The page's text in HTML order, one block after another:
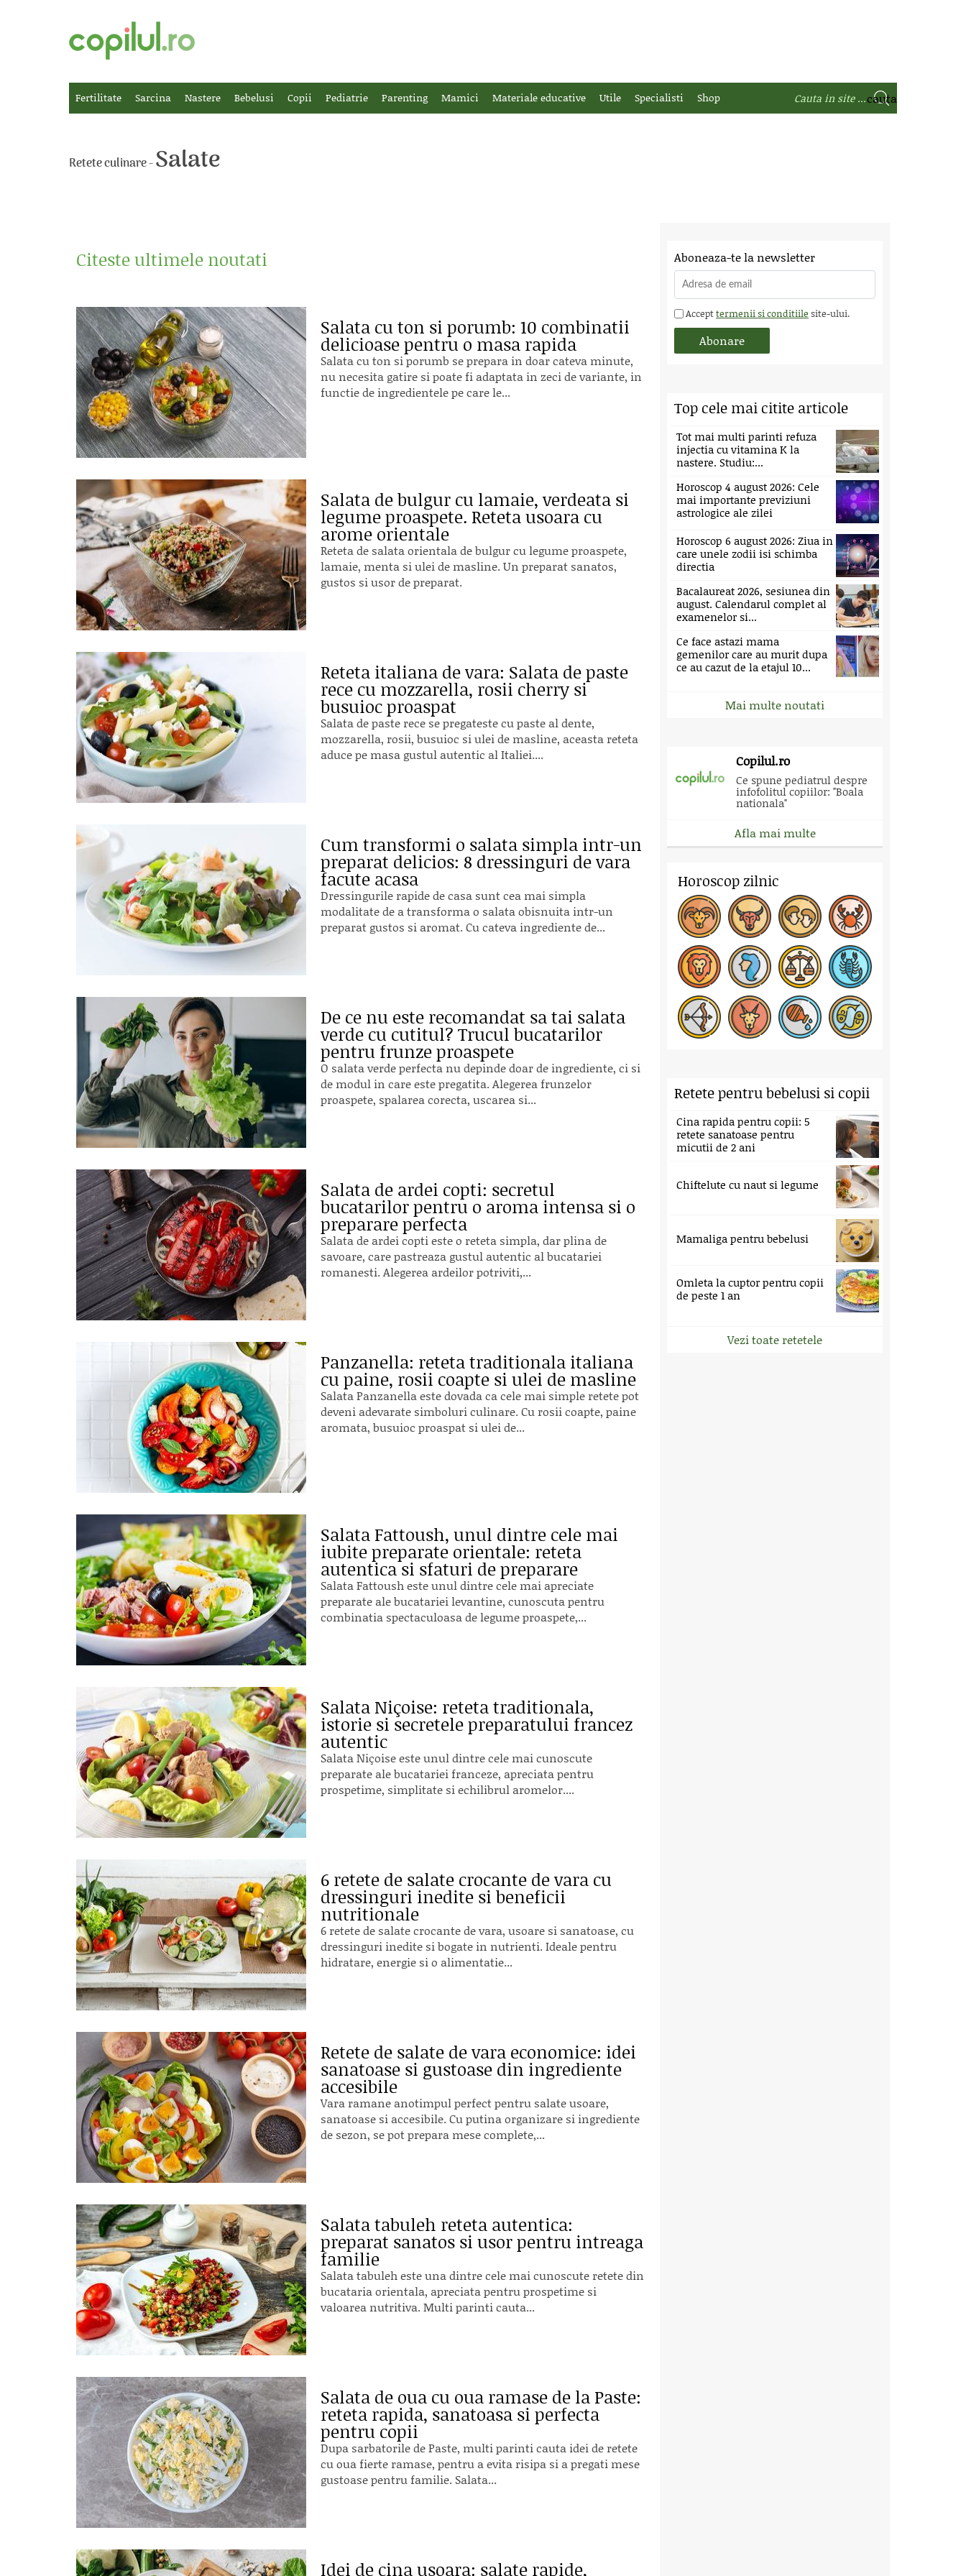
Fertilitate Sarcina Nastere Bebelusi Copii Pediatrie Parenting Mamici Materiale educative Utile Specialisti Shop
Retete culinare -Salate
Citeste ultimele noutati
Salata cu ton si porumb: 10 combinatii
delicioase pentru o masa rapida
Salata cu ton si porumb se prepara in doar cateva minute,
nu necesita gatire si poate fi adaptata in zeci de variante, in
functie de ingredientele pe care le...
Salata de bulgur cu lamaie, verdeata si
legume proaspete. Reteta usoara cu
arome orientale
Reteta de salata orientala de bulgur cu legume proaspete,
lamaie, menta si ulei de masline. Un preparat sanatos,
gustos si usor de preparat.
Reteta italiana de vara: Salata de paste
rece cu mozzarella, rosii cherry si
busuioc proaspat
Salata de paste rece se pregateste cu paste al dente,
mozzarella, rosii, busuioc si ulei de masline, aceasta reteta
aduce pe masa gustul autentic al Italiei....
Cum transformi o salata simpla intr-un
preparat delicios: 8 dressinguri de vara
facute acasa
Dressingurile rapide de casa sunt cea mai simpla
modalitate de a transforma o salata obisnuita intr-un
preparat gustos si aromat. Cu cateva ingrediente de...
De ce nu este recomandat sa tai salata
verde cu cutitul? Trucul bucatarilor
pentru frunze proaspete
O salata verde perfecta nu depinde doar de ingrediente, ci si
de modul in care este pregatita. Alegerea frunzelor
proaspete, spalarea corecta, uscarea si...
Salata de ardei copti: secretul
bucatarilor pentru o aroma intensa si o
preparare perfecta
Salata de ardei copti este o reteta simpla, dar plina de
savoare, care pastreaza gustul autentic al bucatariei
romanesti. Alegerea ardeilor potriviti,...
Panzanella: reteta traditionala italiana
cu paine, rosii coapte si ulei de masline
Salata Panzanella este dovada ca cele mai simple retete pot
deveni adevarate simboluri culinare. Cu rosii coapte, paine
aromata, busuioc proaspat si ulei de...
Salata Fattoush, unul dintre cele mai
iubite preparate orientale: reteta
autentica si sfaturi de preparare
Salata Fattoush este unul dintre cele mai apreciate
preparate ale bucatariei levantine, cunoscuta pentru
combinatia spectaculoasa de legume proaspete,...
Salata Niçoise: reteta traditionala,
istorie si secretele preparatului francez
autentic
Salata Niçoise este unul dintre cele mai cunoscute
preparate ale bucatariei franceze, apreciata pentru
prospetime, simplitate si echilibrul aromelor....
6 retete de salate crocante de vara cu
dressinguri inedite si beneficii
nutritionale
6 retete de salate crocante de vara, usoare si sanatoase, cu
dressinguri inedite si bogate in nutrienti. Ideale pentru
hidratare, energie si o alimentatie...
Retete de salate de vara economice: idei
sanatoase si gustoase din ingrediente
accesibile
Vara ramane anotimpul perfect pentru salate usoare,
sanatoase si accesibile. Cu putina organizare si ingrediente
de sezon, se pot prepara mese complete,...
Salata tabuleh reteta autentica:
preparat sanatos si usor pentru intreaga
familie
Salata tabuleh este una dintre cele mai cunoscute retete din
bucataria orientala, apreciata pentru prospetime si
valoarea nutritiva. Multi parinti cauta...
Salata de oua cu oua ramase de la Paste:
reteta rapida, sanatoasa si perfecta
pentru copii
Dupa sarbatorile de Paste, multi parinti cauta idei de retete
cu oua fierte ramase, pentru a evita risipa si a pregati mese
gustoase pentru familie. Salata...
Idei de cina usoara: salate rapide,
Aboneaza-te la newsletter
Accepttermenii si conditiile site-ului.
Top cele mai citite articole
Tot mai multi parinti refuza
injectia cu vitamina K la
nastere. Studiu:...
Horoscop 4 august 2026: Cele
mai importante previziuni
astrologice ale zilei
Horoscop 6 august 2026: Ziua in
care unele zodii isi schimba
directia
Bacalaureat 2026, sesiunea din
august. Calendarul complet al
examenelor si...
Ce face astazi mama
gemenilor care au murit dupa
ce au cazut de la etajul 10...
Mai multe noutati
Copilul.ro
Ce spune pediatrul despre
infofolitul copiilor: "Boala
nationala"
Afla mai multe
Horoscop zilnic
Retete pentru bebelusi si copii
Cina rapida pentru copii: 5
retete sanatoase pentru
micutii de 2 ani
Chiftelute cu naut si legume
Mamaliga pentru bebelusi
Omleta la cuptor pentru copii
de peste 1 an
Vezi toate retetele